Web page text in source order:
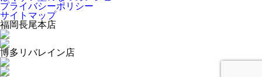
プライバシーポリシー
サイトマップ
福岡長尾本店
博多リバレイン店